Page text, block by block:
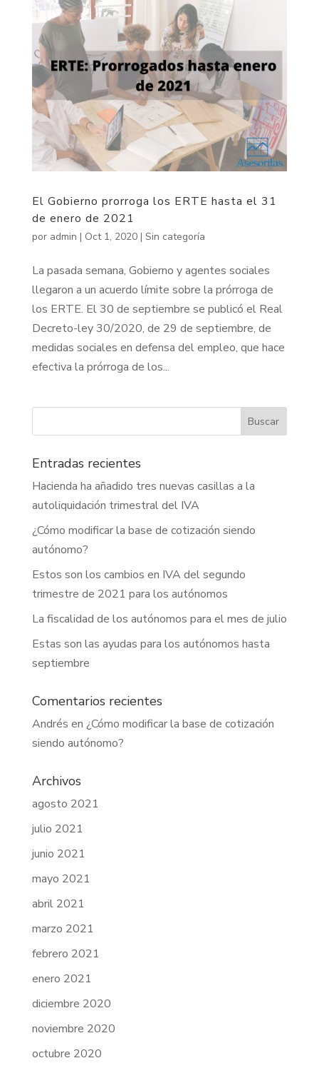
El Gobierno prorroga los ERTE hasta el 31
de enero de 2021
por admin | Oct 1, 2020| Sin categoría
La pasada semana, Gobierno y agentes sociales
llegaron a un acuerdo límite sobre la prórroga de
los ERTE. El 30 de septiembre se publicó el Real
Decreto-ley 30/2020, de 29 de septiembre, de
medidas sociales en defensa del empleo, que hace
efectiva la prórroga de los...
Entradas recientes
Hacienda ha añadido tres nuevas casillas a la
autoliquidación trimestral del IVA
¿Cómo modificar la base de cotización siendo
autónomo?
Estos son los cambios en IVA del segundo
trimestre de 2021 para los autónomos
La fiscalidad de los autónomos para el mes de julio
Estas son las ayudas para los autónomos hasta
septiembre
Comentarios recientes
Andrés en ¿Cómo modificar la base de cotización
siendo autónomo?
Archivos
agosto 2021
julio 2021
junio 2021
mayo 2021
abril 2021
marzo 2021
febrero 2021
enero 2021
diciembre 2020
noviembre 2020
octubre 2020